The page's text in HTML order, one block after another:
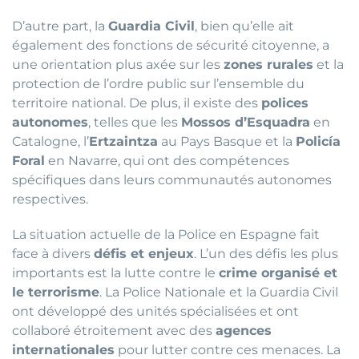
D’autre part, la Guardia Civil , bien qu’elle ait
également des fonctions de sécurité citoyenne, a
une orientation plus axée sur les zones rurales et la
protection de l’ordre public sur l’ensemble du
territoire national. De plus, il existe des polices
autonomes, telles que les Mossos d’Esquadra en
Catalogne, l’Ertzaintza au Pays Basque et la Policía
Foral en Navarre, qui ont des compétences
spécifiques dans leurs communautés autonomes
respectives.
La situation actuelle de la Police en Espagne fait
face à divers défis et enjeux. L’un des défis les plus
importants est la lutte contre le crime organisé et
le terrorisme. La Police Nationale et la Guardia Civil
ont développé des unités spécialisées et ont
collaboré étroitement avec des agences
internationales pour lutter contre ces menaces. La